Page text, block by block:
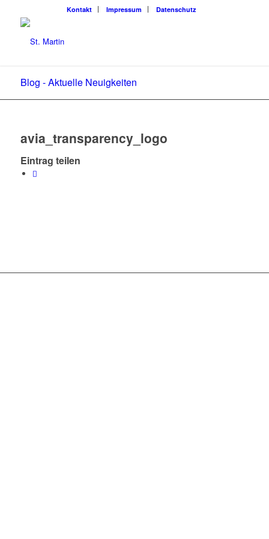
Kon­takt Impres­sum Daten­schutz
Blog - Aktuelle Neuigkeiten
avia_transparency_logo
Eintrag teilen